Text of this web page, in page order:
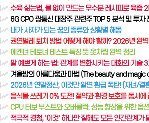
수육 삶는법, 물 없이 만드는 무수분 레시피로 육즙 2
6G CPO 광통신 대장주 관련주 TOP 5 분석 및 투자
내가 사자가 되는 꿈의 종류와 상황별 해몽
권연벌레 퇴치 방법 어떻게 해야 할까? 2026년 완
에겐녀 테토녀 테스트 특징 뜻 옷차림 완벽 정리
말 예쁘게 하는 법: 관계를 변화시키는 대화의 기술 3
겨울밤의 아름다움과 마법 (The beauty and magic
2026년 연말정산, 이것만 알면 환급 폭탄! (자녀/결
음식물 쓰레기 0% 도전! 절약과 환경 보호를 동시에
CPU 터보 부스트와 오버클럭: 성능 향상을 위한 옵
적극적 경청, '이것' 하나만 잘해도 모든 인간관계가